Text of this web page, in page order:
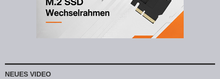
NEUES VIDEO